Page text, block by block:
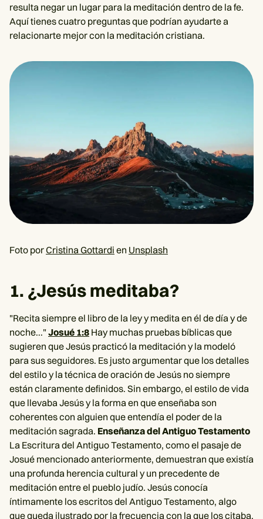
resulta negar un lugar para la meditación dentro de la fe.
Aquí tienes cuatro preguntas que podrían ayudarte a
relacionarte mejor con la meditación cristiana.
Foto porCristina Gottardi en Unsplash
1. ¿Jesús meditaba?
"Recita siempre el libro de la ley y medita en él de día y de
noche..."Josué 1:8 Hay muchas pruebas bíblicas que
sugieren que Jesús practicó la meditación y la modeló
para sus seguidores. Es justo argumentar que los detalles
del estilo y la técnica de oración de Jesús no siempre
están claramente definidos. Sin embargo, el estilo de vida
que llevaba Jesús y la forma en que enseñaba son
coherentes con alguien que entendía el poder de la
meditación sagrada. Enseñanza del Antiguo Testamento
La Escritura del Antiguo Testamento, como el pasaje de
Josué mencionado anteriormente, demuestran que existía
una profunda herencia cultural y un precedente de
meditación entre el pueblo judío. Jesús conocía
íntimamente los escritos del Antiguo Testamento, algo
que queda ilustrado por la frecuencia con la que los citaba.